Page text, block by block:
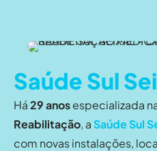
Saúde Sul
Há29 anosespecializada
Reabilitação, a Saúde Sul
com novas instalações,